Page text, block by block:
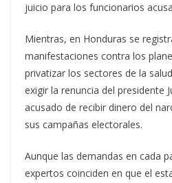
juicio para los funcionarios
Mientras, en Honduras se
manifestaciones contra los
privatizar los sectores de la
exigir la renuncia del presidente
acusado de recibir dinero del
sus campañas electorales.
Aunque las demandas en cada
expertos coinciden en que el